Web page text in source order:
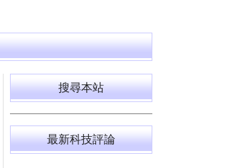
搜尋本站
最新科技評論